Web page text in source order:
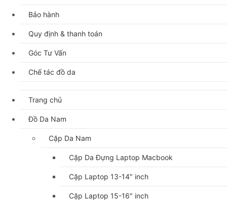
Bảo hành
Quy định & thanh toán
Góc Tư Vấn
Chế tác đồ da
Trang chủ
Đồ Da Nam
Cặp Da Nam
Cặp Da Đựng Laptop Macbook
Cặp Laptop 13-14″ inch
Cặp Laptop 15-16″ inch